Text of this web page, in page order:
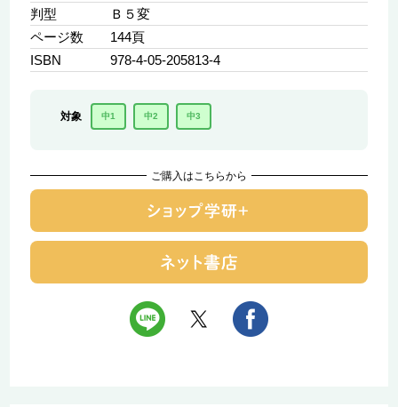
判型
Ｂ５変
ページ数
144頁
ISBN
978-4-05-205813-4
対象 中1 中2 中3
ご購入はこちらから